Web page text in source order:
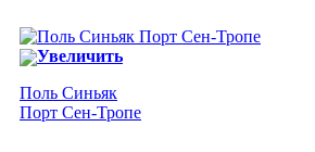
Увеличить
Поль Синьяк
Порт Сен-Тропе